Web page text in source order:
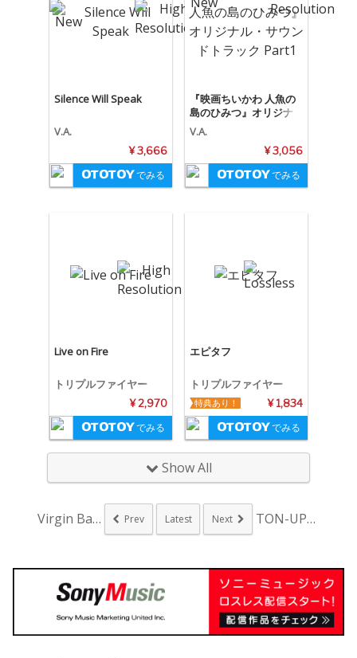
Silence Will Speak
V.A.
¥ 3,666
でみる
『映画ちいかわ 人魚の
島のひみつ』オリジナ
ル・サウンドトラック P
art1
V.A.
¥ 3,056
でみる
Live on Fire
トリプルファイヤー
¥ 2,970
でみる
エピタフ
トリプルファイヤー
¥ 1,834
特典あり！
でみる
Show All
Virgin Bab... Prev Latest Next TON-UP上杉周大...